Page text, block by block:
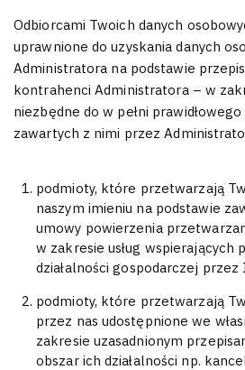
Odbiorcami Twoich danych
uprawnione do uzyskania danych
Administratora na podstawie
kontrahenci Administratora – w
niezbędne do w pełni
zawartych z nimi przez
podmioty, które przetwarzają
naszym imieniu na podstawie
umowy powierzenia
w zakresie usług wspierających
działalności gospodarczej przez
podmioty, które przetwarzają
przez nas udostępnione we
zakresie uzasadnionym
obszar ich działalności np.